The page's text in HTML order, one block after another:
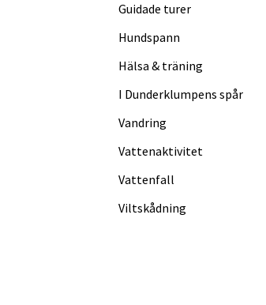
Guidade turer
Hundspann
Hälsa & träning
I Dunder­klumpens spår
Vandring
Vattenaktivitet
Vattenfall
Viltskådning